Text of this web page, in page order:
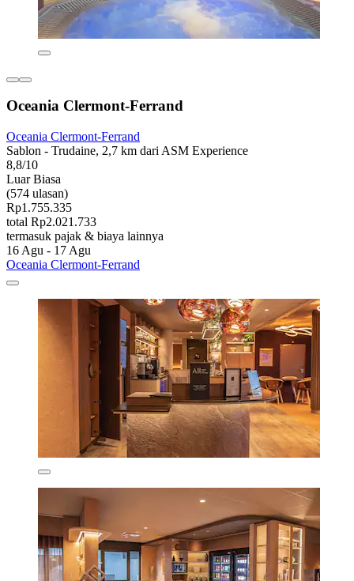
Oceania Clermont-Ferrand
Oceania Clermont-Ferrand
Sablon - Trudaine, 2,7 km dari ASM Experience
8,8/10
Luar Biasa
(574 ulasan)
Rp1.755.335
total Rp2.021.733
termasuk pajak & biaya lainnya
16 Agu - 17 Agu
Oceania Clermont-Ferrand